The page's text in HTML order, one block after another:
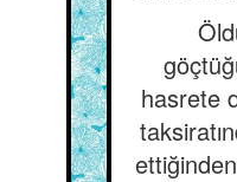
hasrete